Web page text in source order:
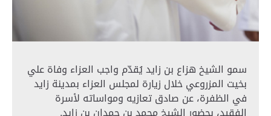
سمو الشيخ هزاع بن زايد يُقدّم واجب العزاء وفاة علي
بخيت المزروعي خلال زيارة لمجلس العزاء بمدينة زايد
في الظفرة، عن صادق تعازيه ومواساته لأسرة